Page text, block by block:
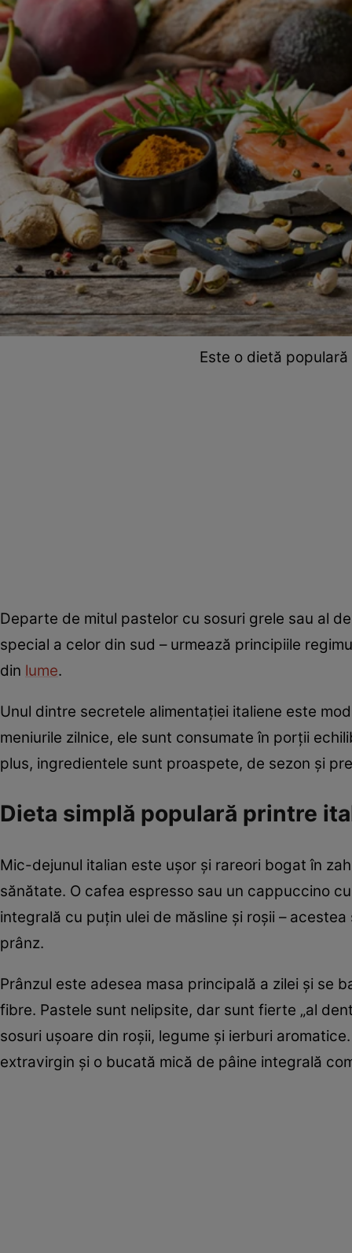
Este o dietă
Departe de mitul pastelor cu sosuri grele sau al
special a celor din sud – urmează principiile
din lume.
Unul dintre secretele alimentației italiene este
meniurile zilnice, ele sunt consumate în porții
plus, ingredientele sunt proaspete, de sezon și
Dieta simplă populară printre
Mic-dejunul italian este ușor și rareori bogat în
sănătate. O cafea espresso sau un cappuccino
integrală cu puțin ulei de măsline și roșii –
prânz.
Prânzul este adesea masa principală a zilei și se
fibre. Pastele sunt nelipsite, dar sunt fierte „al
sosuri ușoare din roșii, legume și ierburi
extravirgin și o bucată mică de pâine integrală